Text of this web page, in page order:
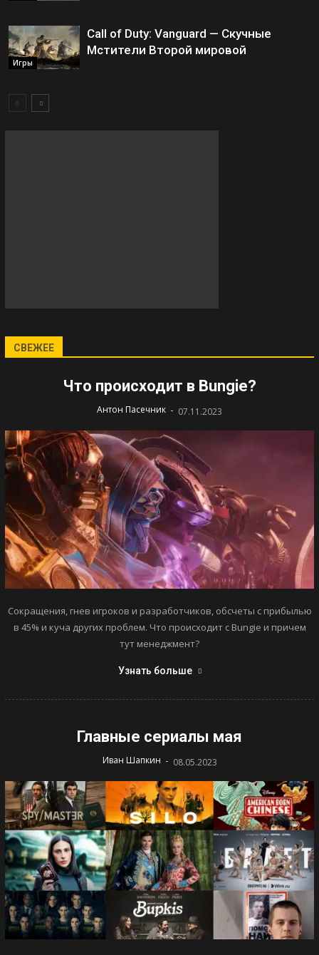
Игры
Call of Duty: Vanguard — Скучные
Мстители Второй мировой
СВЕЖЕЕ
Что происходит в Bungie?
Антон Пасечник - 07.11.2023
Сокращения, гнев игроков и разработчиков, обсчеты с прибылью
в 45% и куча других проблем. Что происходит с Bungie и причем
тут менеджмент?
Узнать больше
Главные сериалы мая
Иван Шапкин - 08.05.2023